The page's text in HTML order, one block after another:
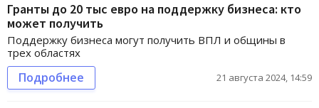
Гранты до 20 тыс евро на поддержку бизнеса: кто
может получить
Поддержку бизнеса могут получить ВПЛ и общины в
трех областях
Подробнее 21 августа 2024, 14:59